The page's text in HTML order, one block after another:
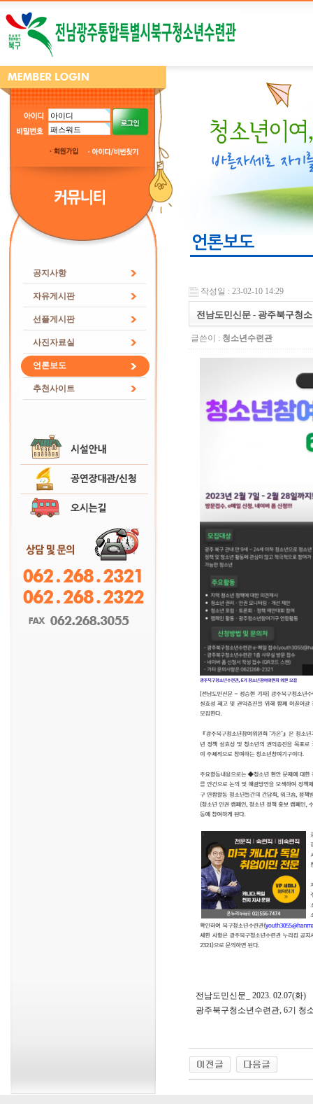
공지사항
자유게시판
선플게시판
사진자료실
언론보도
추천사이트
언론보도
작성일 : 23-02-10 14:29
전남도민신문 - 광주북구청
글쓴이 : 청소년수련관
전남도민신문_ 2023. 02.07(화)
광주북구청소년수련관, 6기 청